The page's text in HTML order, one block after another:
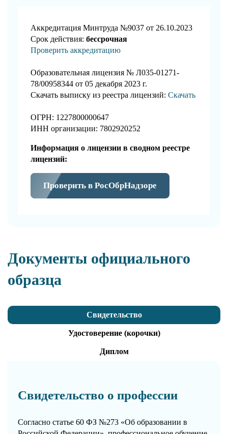
Аккредитация Минтруда №9037 от 26.10.2023
Срок действия: бессрочная
Проверить аккредитацию
Образовательная лицензия № Л035-01271-
78/00958344 от 05 декабря 2023 г.
Скачать выписку из реестра лицензий: Скачать
ОГРН: 1227800000647
ИНН организации: 7802920252
Информация о лицензии в сводном реестре
лицензий:
Проверить в РосОбрНадзоре
Документы официального
образца
Свидетельство
Удостоверение (корочки)
Диплом
Свидетельство о профессии
Согласно статье 60 ФЗ №273 «Об образовании в